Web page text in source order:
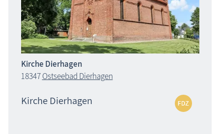
Blog
Kirche Dierhagen
18347Ostseebad Dierhagen
Kirche Dierhagen